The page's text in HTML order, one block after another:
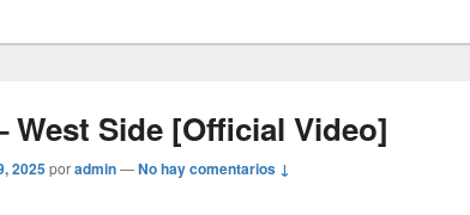
West Side [Official Video]
2025poradmin—No hay comentarios ↓